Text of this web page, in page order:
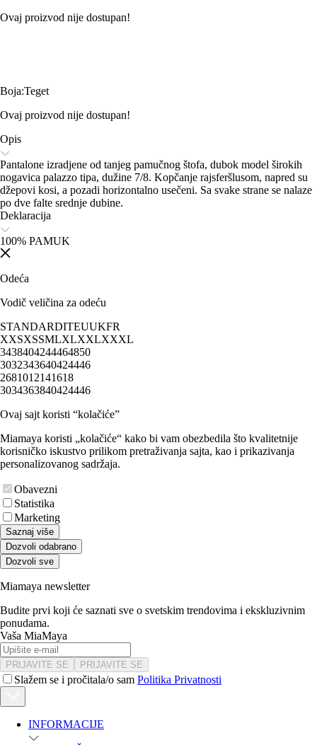
Ovaj proizvod nije dostupan!
Boja:Teget
Ovaj proizvod nije dostupan!
Opis
Pantalone izradjene od tanjeg pamučnog štofa, dubok model širokih
nogavica palazzo tipa, dužine 7/8. Kopčanje rajsferšlusom, napred su
džepovi kosi, a pozadi horizontalno usečeni. Sa svake strane se nalaze
po dve falte srednje dubine.
Deklaracija
100% PAMUK
Odeća
Vodič veličina za odeću
STANDARDITEUUKFR
XXSXSSMLXLXXLXXXL
3438404244464850
3032343640424446
2681012141618
3034363840424446
Ovaj sajt koristi “kolačiće”
Miamaya koristi „kolačiće“ kako bi vam obezbedila što kvalitetnije
korisničko iskustvo prilikom pretraživanja sajta, kao i prikazivanja
personalizovanog sadržaja.
Obavezni
Statistika
Marketing
Saznaj više
Dozvoli odabrano
Dozvoli sve
Miamaya newsletter
Budite prvi koji će saznati sve o svetskim trendovima i ekskluzivnim
ponudama.
Vaša MiaMaya
PRIJAVITE SE PRIJAVITE SE
Slažem se i pročitala/o sam Politika Privatnosti
INFORMACIJE